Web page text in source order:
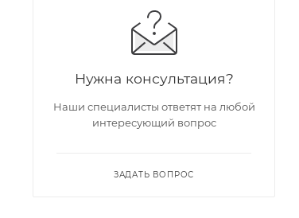
Нужна консультация?
Наши специалисты ответят на любой
интересующий вопрос
ЗАДАТЬ ВОПРОС